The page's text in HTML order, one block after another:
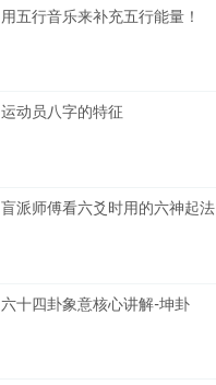
用五行音乐来补充五行能量！
运动员八字的特征
盲派师傅看六爻时用的六神起法
六十四卦象意核心讲解-坤卦